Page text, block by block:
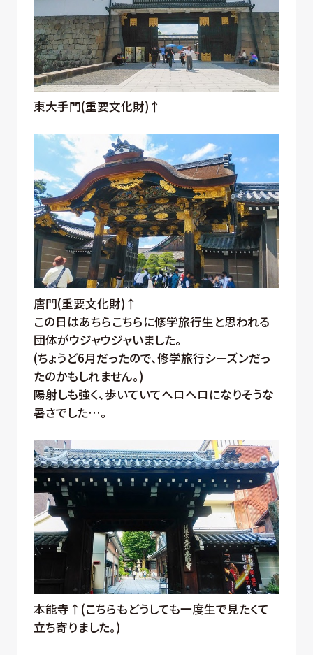
東大手門(重要文化財)↑
唐門(重要文化財)↑
この日はあちらこちらに修学旅行生と思われる
団体がウジャウジャいました。
(ちょうど6月だったので、修学旅行シーズンだっ
たのかもしれません。)
陽射しも強く、歩いていてヘロヘロになりそうな
暑さでした…。
本能寺↑(こちらもどうしても一度生で見たくて
立ち寄りました。)